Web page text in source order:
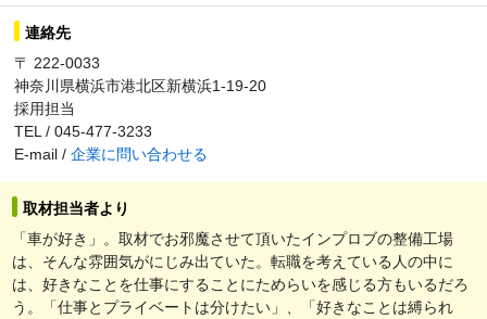
連絡先
〒 222-0033
神奈川県横浜市港北区新横浜1-19-20
採用担当
TEL / 045-477-3233
E-mail / 企業に問い合わせる
取材担当者より
「車が好き」。取材でお邪魔させて頂いたインプロブの整備工場
は、そんな雰囲気がにじみ出ていた。転職を考えている人の中に
は、好きなことを仕事にすることにためらいを感じる方もいるだろ
う。「仕事とプライベートは分けたい」、「好きなことは縛られ